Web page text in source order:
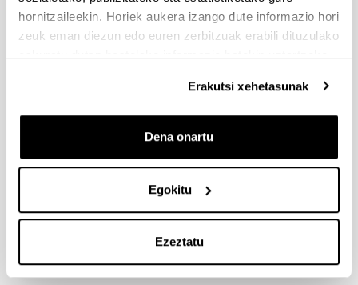
hornitzaileekin. Horiek aukera izango dute informazio hori
zeuk eman diezun edo euren zerbitzuak erabili dituzulako
eskuratu duten bestelako informazio batekin uztartzeko.
Erakutsi xehetasunak
Dena onartu
Egokitu
Ezeztatu
Feminist and Gender Studies
Doctoral Programme